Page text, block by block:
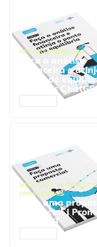
GESTÃO FINANCEIRA
Faça a análise
financeira e
ponto de
Prompts
NEGÓCIOS, PROCESSOS
EMPRESARIAIS
Faça uma
comercial |
ChatGPT